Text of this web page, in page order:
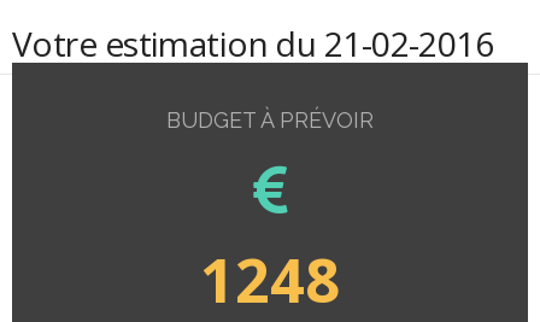
Votre estimation du 21-02-2016
BUDGET À PRÉVOIR
1248